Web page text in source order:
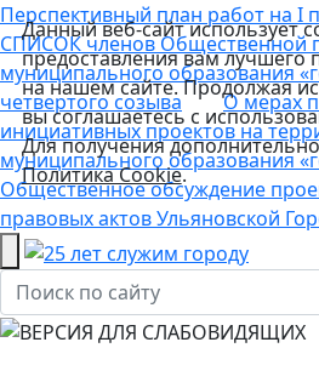
Перспективный план работ на I
СПИСОК членов Общественной
муниципального образования
четвертого созыва
О мерах
инициативных проектов на
муниципального образования
Общественное обсуждение
правовых актов Ульяновской
Данный веб-сайт использует
предоставления вам лучшего
на нашем сайте. Продолжая
вы соглашаетесь с
Для получения
Политика Cookie.